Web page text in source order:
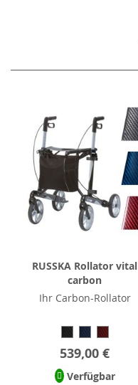
RUSSKA Rollator vital
carbon
Ihr Carbon-Rollator
539,00 €
Verfügbar